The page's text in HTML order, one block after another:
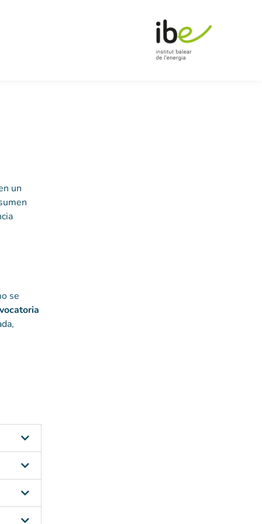
un
se